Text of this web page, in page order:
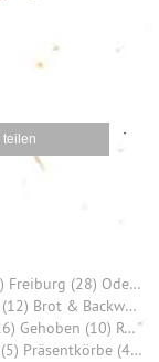
teilen
REGIONEN: Franken (52) Frankfurt am Main (28) Freiburg (28) Odenwald (26) Saarland (26) München (20) Tuttlingen (20) Allgäu (19) Hohenlohekreis (17) Stuttgart (16)
PRODUKTE: Fleisch- und Wurstwaren (12) Wein (12) Brot & Backwaren (9) Honig (7) Käse (6) Bier (6) Schokolade (6) Gemüse (5) Eier (5) Rind (4)
KÜCHE: Modern (29) Kreativ (29) Französisch (26) Gehoben (10) Regional Deutsch (7) Traditionell (4) Europäisch (2) Klassisch (2) Asiatisch (1) HartKernHessisch (1)
SORTIMENT: Hofladen (14) Imkerei (8) Bäckerei (5) Präsentkörbe (4) Bio-Produkte (4) Weingut (4) Bio Brot (3) Bio-Gemüse (3) Fleisch (3) regionale Frischware (3)